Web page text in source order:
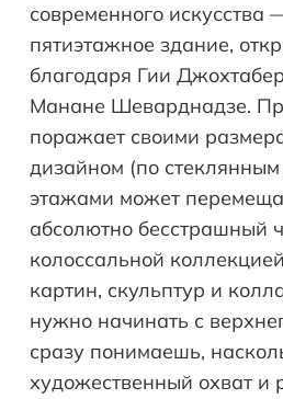
современного искусства
пятиэтажное здание,
благодаря Гии
Манане Шеварднадзе.
поражает своими
дизайном (по
этажами может
абсолютно бесстрашный
колоссальной
картин, скульптур и
нужно начинать с
сразу понимаешь,
художественный охват и